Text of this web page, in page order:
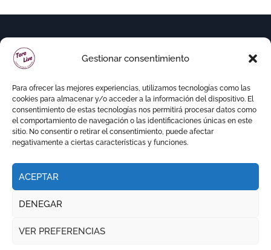
Gestionar consentimiento
Para ofrecer las mejores experiencias, utilizamos tecnologías como las
cookies para almacenar y/o acceder a la información del dispositivo. El
consentimiento de estas tecnologías nos permitirá procesar datos como
el comportamiento de navegación o las identificaciones únicas en este
sitio. No consentir o retirar el consentimiento, puede afectar
negativamente a ciertas características y funciones.
ACEPTAR
DENEGAR
VER PREFERENCIAS
Copyright © Todos los derechos reservados